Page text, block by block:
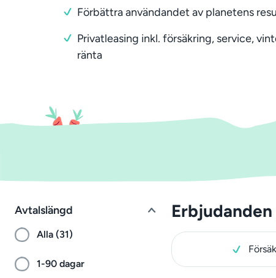
Förbättra användandet av planetens
Privatleasing inkl. försäkring, service,
ränta
Avtalslängd
Alla (31)
1-90 dagar